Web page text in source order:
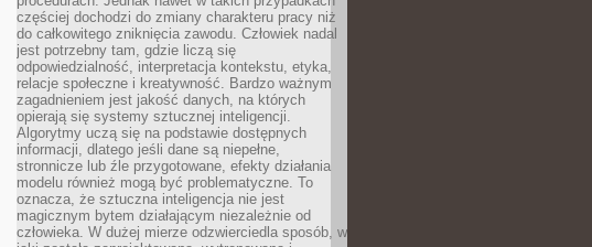
częściej dochodzi do zmiany charakteru pracy niż
do całkowitego zniknięcia zawodu. Człowiek nadal
jest potrzebny tam, gdzie liczą się
odpowiedzialność, interpretacja kontekstu, etyka,
relacje społeczne i kreatywność. Bardzo ważnym
zagadnieniem jest jakość danych, na których
opierają się systemy sztucznej inteligencji.
Algorytmy uczą się na podstawie dostępnych
informacji, dlatego jeśli dane są niepełne,
stronnicze lub źle przygotowane, efekty działania
modelu również mogą być problematyczne. To
oznacza, że sztuczna inteligencja nie jest
magicznym bytem działającym niezależnie od
człowieka. W dużej mierze odzwierciedla sposób, w